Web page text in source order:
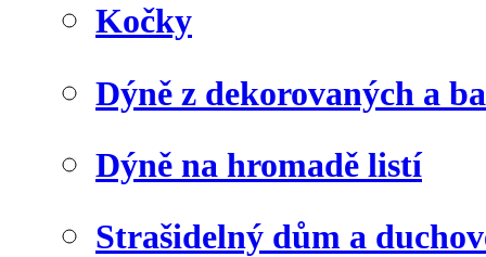
Kočky
Dýně z dekorovaných a
Dýně na hromadě listí
Strašidelný dům a